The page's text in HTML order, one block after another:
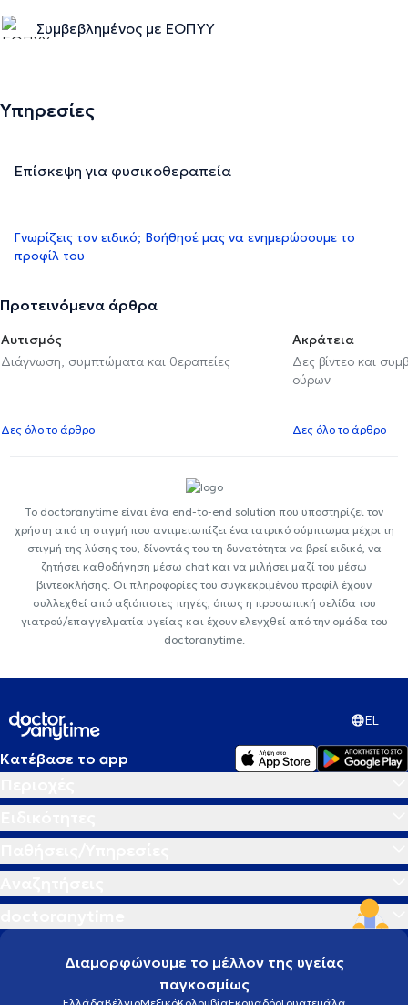
Συμβεβλημένος με ΕΟΠΥΥ
Υπηρεσίες
Επίσκεψη για φυσικοθεραπεία
Γνωρίζεις τον ειδικό; Βοήθησέ μας να ενημερώσουμε το
προφίλ του
Προτεινόμενα άρθρα
Αυτισμός
Διάγνωση, συμπτώματα και θεραπείες
Δες όλο το άρθρο
Ακράτεια
Δες βίντεο και
ούρων
Δες όλο το άρθρο
Το doctoranytime είναι ένα end-to-end solution που υποστηρίζει τον
χρήστη από τη στιγμή που αντιμετωπίζει ένα ιατρικό σύμπτωμα μέχρι τη
στιγμή της λύσης του, δίνοντάς του τη δυνατότητα να βρεί ειδικό, να
ζητήσει καθοδήγηση μέσω chat και να μιλήσει μαζί του μέσω
βιντεοκλήσης. Οι πληροφορίες του συγκεκριμένου προφίλ έχουν
συλλεχθεί από αξιόπιστες πηγές, όπως η προσωπική σελίδα του
γιατρού/επαγγελματία υγείας και έχουν ελεγχθεί από την ομάδα του
doctoranytime.
EL
Κατέβασε το app
Διαμορφώνουμε το μέλλον της υγείας
παγκοσμίως